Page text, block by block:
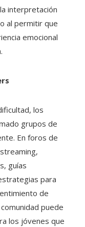
interpretación
al permitir que
emocional
los
grupos de
En foros de
guías
para
de
puede
los jóvenes que